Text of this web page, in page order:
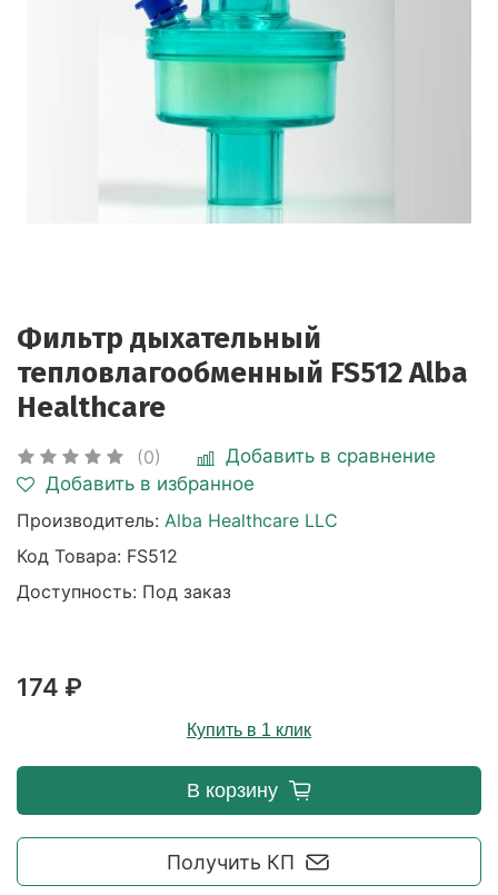
Фильтр дыхательный
тепловлагообменный FS512 Alba
Healthcare
(0)
Добавить в сравнение
Добавить в избранное
Производитель: Alba Healthcare LLC
Код Товара: FS512
Доступность: Под заказ
174 ₽
Купить в 1 клик
Получить КП
В корзину